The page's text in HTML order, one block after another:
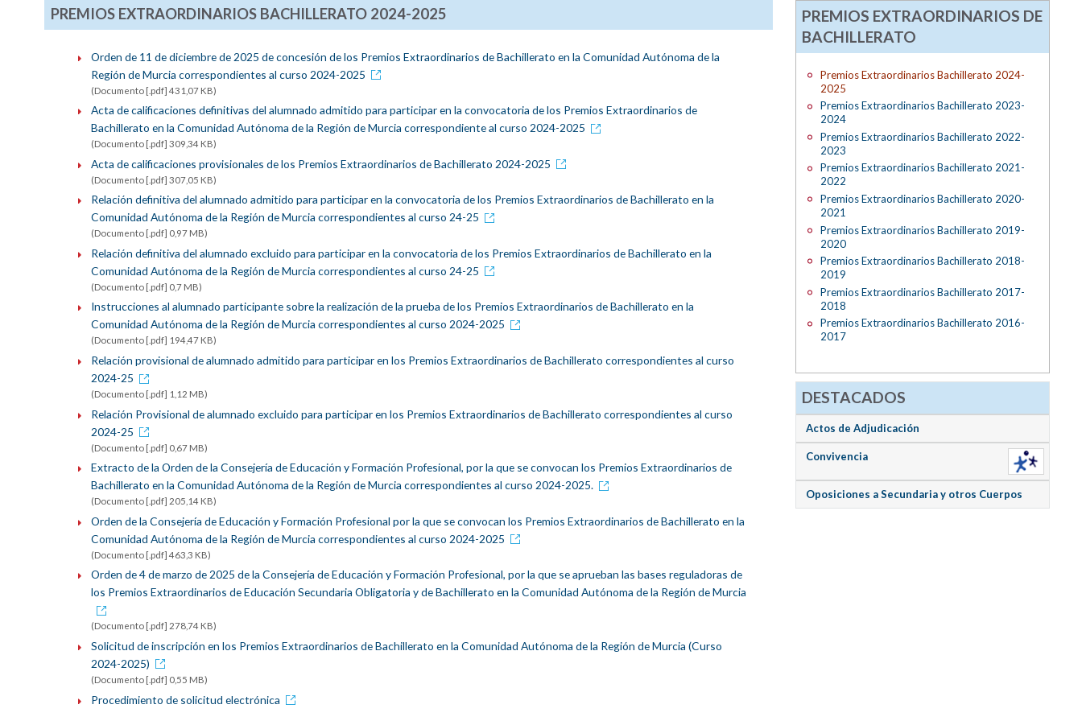
PREMIOS EXTRAORDINARIOS BACHILLERATO 2024-2025
Orden de 11 de diciembre de 2025 de concesión de los Premios Extraordinarios de Bachillerato en la Comunidad Autónoma de la
Región de Murcia correspondientes al curso 2024-2025
(Documento [.pdf] 431,07 KB)
Acta de calificaciones definitivas del alumnado admitido para participar en la convocatoria de los Premios Extraordinarios de
Bachillerato en la Comunidad Autónoma de la Región de Murcia correspondiente al curso 2024-2025
(Documento [.pdf] 309,34 KB)
Acta de calificaciones provisionales de los Premios Extraordinarios de Bachillerato 2024-2025
(Documento [.pdf] 307,05 KB)
Relación definitiva del alumnado admitido para participar en la convocatoria de los Premios Extraordinarios de Bachillerato en la
Comunidad Autónoma de la Región de Murcia correspondientes al curso 24-25
(Documento [.pdf] 0,97 MB)
Relación definitiva del alumnado excluido para participar en la convocatoria de los Premios Extraordinarios de Bachillerato en la
Comunidad Autónoma de la Región de Murcia correspondientes al curso 24-25
(Documento [.pdf] 0,7 MB)
Instrucciones al alumnado participante sobre la realización de la prueba de los Premios Extraordinarios de Bachillerato en la
Comunidad Autónoma de la Región de Murcia correspondientes al curso 2024-2025
(Documento [.pdf] 194,47 KB)
Relación provisional de alumnado admitido para participar en los Premios Extraordinarios de Bachillerato correspondientes al curso
2024-25
(Documento [.pdf] 1,12 MB)
Relación Provisional de alumnado excluido para participar en los Premios Extraordinarios de Bachillerato correspondientes al curso
2024-25
(Documento [.pdf] 0,67 MB)
Extracto de la Orden de la Consejería de Educación y Formación Profesional, por la que se convocan los Premios Extraordinarios de
Bachillerato en la Comunidad Autónoma de la Región de Murcia correspondientes al curso 2024-2025.
(Documento [.pdf] 205,14 KB)
Orden de la Consejería de Educación y Formación Profesional por la que se convocan los Premios Extraordinarios de Bachillerato en la
Comunidad Autónoma de la Región de Murcia correspondientes al curso 2024-2025
(Documento [.pdf] 463,3 KB)
Orden de 4 de marzo de 2025 de la Consejería de Educación y Formación Profesional, por la que se aprueban las bases reguladoras de
los Premios Extraordinarios de Educación Secundaria Obligatoria y de Bachillerato en la Comunidad Autónoma de la Región de Murcia
(Documento [.pdf] 278,74 KB)
Solicitud de inscripción en los Premios Extraordinarios de Bachillerato en la Comunidad Autónoma de la Región de Murcia (Curso
2024-2025)
(Documento [.pdf] 0,55 MB)
Procedimiento de solicitud electrónica
PREMIOS EXTRAORDINARIOS DE
BACHILLERATO
Premios Extraordinarios Bachillerato 2024-
2025
Premios Extraordinarios Bachillerato 2023-
2024
Premios Extraordinarios Bachillerato 2022-
2023
Premios Extraordinarios Bachillerato 2021-
2022
Premios Extraordinarios Bachillerato 2020-
2021
Premios Extraordinarios Bachillerato 2019-
2020
Premios Extraordinarios Bachillerato 2018-
2019
Premios Extraordinarios Bachillerato 2017-
2018
Premios Extraordinarios Bachillerato 2016-
2017
DESTACADOS
Actos de Adjudicación
Convivencia
Oposiciones a Secundaria y otros Cuerpos